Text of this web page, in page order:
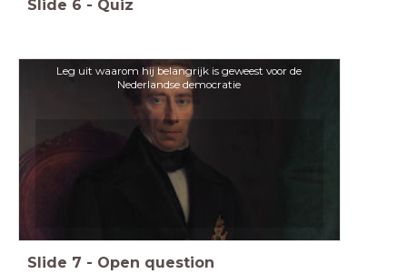
Slide 6 - Quiz
Leg uit waarom hij belangrijk is geweest voor de
Nederlandse democratie
Slide 7 - Open question